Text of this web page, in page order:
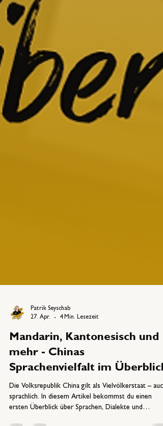
27. Apr.
4 Min. Lesezeit
Mandarin, Kantonesisch und
mehr - Chinas
Sprachenvielfalt im Überblick
Die Volksrepublik China gilt als Vielvölkerstaat – auch